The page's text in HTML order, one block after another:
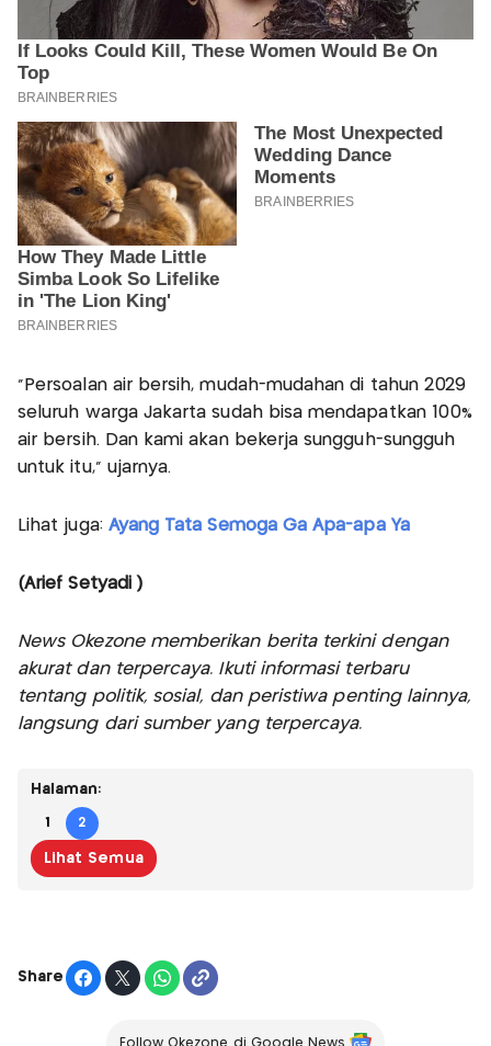
“Persoalan air bersih, mudah-mudahan di tahun 2029
seluruh warga Jakarta sudah bisa mendapatkan 100%
air bersih. Dan kami akan bekerja sungguh-sungguh
untuk itu,” ujarnya.
Lihat juga: Ayang Tata Semoga Ga Apa-apa Ya
(Arief Setyadi )
News Okezone memberikan berita terkini dengan
akurat dan terpercaya. Ikuti informasi terbaru
tentang politik, sosial, dan peristiwa penting lainnya,
langsung dari sumber yang terpercaya.
Halaman:
1 2
Lihat Semua
Share
Follow Okezone di Google News